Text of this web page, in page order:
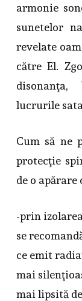
armonie
sunetelor
revelate
către El.
lucrurile
Cum să ne
protecţie
de o apărare
-prin
se
ce emit
mai
mai lipsită